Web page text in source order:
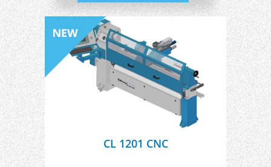
копирный нож 16х16, ручная
ножовая опора, предохранителный
экран, рычаг вспомагательный,
рычаг для выбивания, фрезо-
делительняа приставка.
CL 1201 CNC